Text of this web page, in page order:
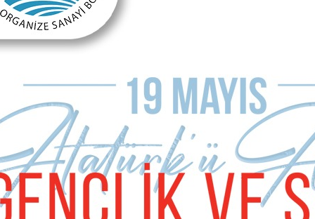
İsim Soyad
E-mail Adresiniz (zorunlu değil)
Telefon (zorunlu değil)
Yorumunuz